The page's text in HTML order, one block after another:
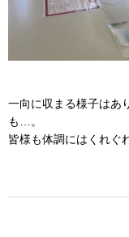
一向に収まる様子はあ
も…。
皆様も体調にはくれぐ